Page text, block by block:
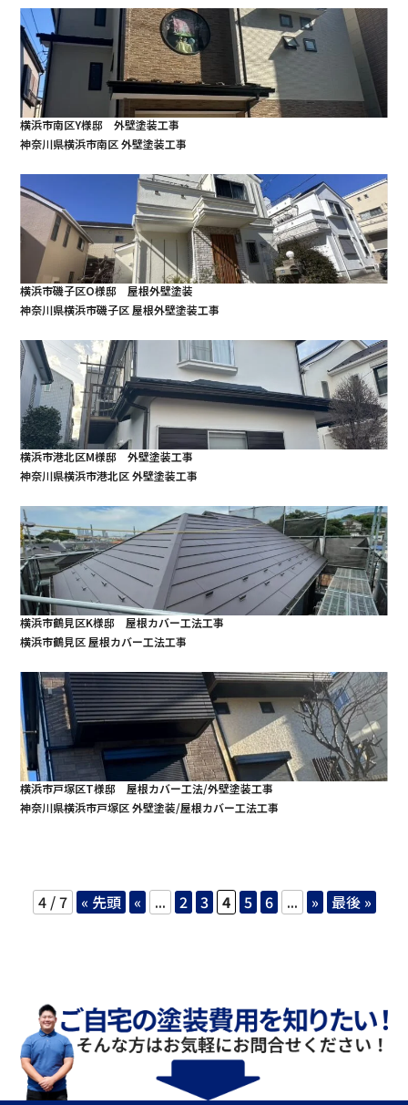
横浜市南区Y様邸 外壁塗装工事
神奈川県横浜市南区 外壁塗装工事
横浜市磯子区O様邸 屋根外壁塗装
神奈川県横浜市磯子区 屋根外壁塗装工事
横浜市港北区M様邸 外壁塗装工事
神奈川県横浜市港北区 外壁塗装工事
横浜市鶴見区K様邸 屋根カバー工法工事
横浜市鶴見区 屋根カバー工法工事
横浜市戸塚区T様邸 屋根カバー工法/外壁塗装工事
神奈川県横浜市戸塚区 外壁塗装/屋根カバー工法工事
4 / 7 « 先頭 « ... 2 3 4 5 6 ... » 最後 »